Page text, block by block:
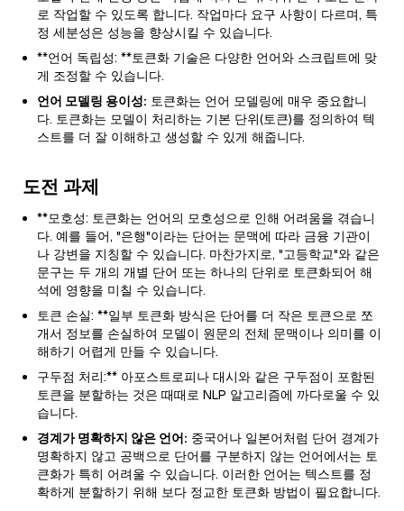
로 작업할 수 있도록 합니다. 작업마다 요구 사항이 다르며, 특
정 세분성은 성능을 향상시킬 수 있습니다.
**언어 독립성: **토큰화 기술은 다양한 언어와 스크립트에 맞
게 조정할 수 있습니다.
언어 모델링 용이성: 토큰화는 언어 모델링에 매우 중요합니
다. 토큰화는 모델이 처리하는 기본 단위(토큰)를 정의하여 텍
스트를 더 잘 이해하고 생성할 수 있게 해줍니다.
도전 과제
**모호성: 토큰화는 언어의 모호성으로 인해 어려움을 겪습니
다. 예를 들어, "은행"이라는 단어는 문맥에 따라 금융 기관이
나 강변을 지칭할 수 있습니다. 마찬가지로, "고등학교"와 같은
문구는 두 개의 개별 단어 또는 하나의 단위로 토큰화되어 해
석에 영향을 미칠 수 있습니다.
토큰 손실: **일부 토큰화 방식은 단어를 더 작은 토큰으로 쪼
개서 정보를 손실하여 모델이 원문의 전체 문맥이나 의미를 이
해하기 어렵게 만들 수 있습니다.
구두점 처리:** 아포스트로피나 대시와 같은 구두점이 포함된
토큰을 분할하는 것은 때때로 NLP 알고리즘에 까다로울 수 있
습니다.
경계가 명확하지 않은 언어: 중국어나 일본어처럼 단어 경계가
명확하지 않고 공백으로 단어를 구분하지 않는 언어에서는 토
큰화가 특히 어려울 수 있습니다. 이러한 언어는 텍스트를 정
확하게 분할하기 위해 보다 정교한 토큰화 방법이 필요합니다.